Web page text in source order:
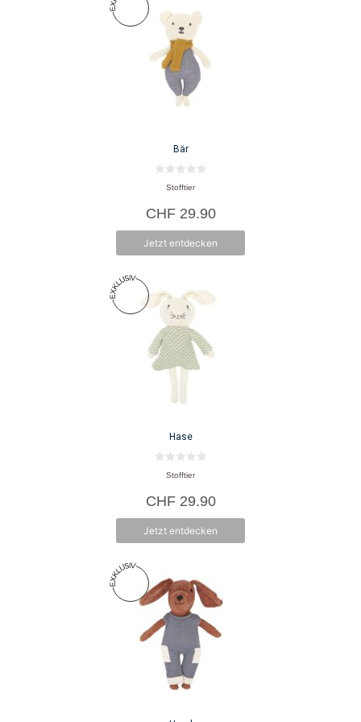
Bär
n
5
Stofftier
CHF29.90
Jetzt entdecken
Hase
n
5
Stofftier
CHF29.90
Jetzt entdecken